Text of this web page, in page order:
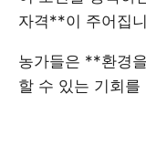
자격**이 주어집
농가들은 **환경
할 수 있는 기회를